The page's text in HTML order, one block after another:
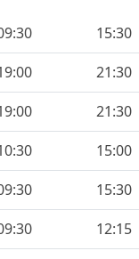
15:30
21:30
21:30
15:00
15:30
12:15